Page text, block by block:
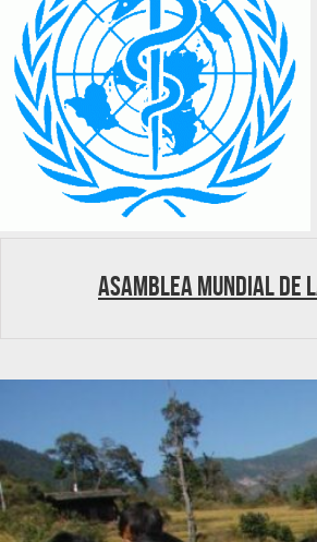
Asamblea Mundial de